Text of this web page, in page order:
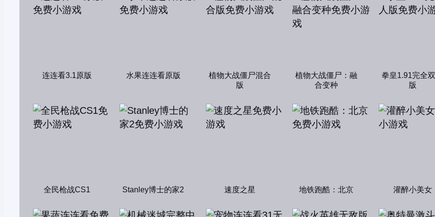
连连看3.1原版 水果连连看原版
植物大战僵尸混合
版
植物大战僵尸：融
合变种
拳皇1.91完全
版
全民枪战CS1 Stanley博士的家2 速度之星 地铁跑酷：北京 灌醉小美女